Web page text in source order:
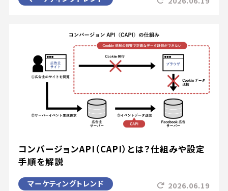
コンバージョンAPI（CAPI）とは？仕組みや設定
手順を解説
マーケティングトレンド 2026.06.19